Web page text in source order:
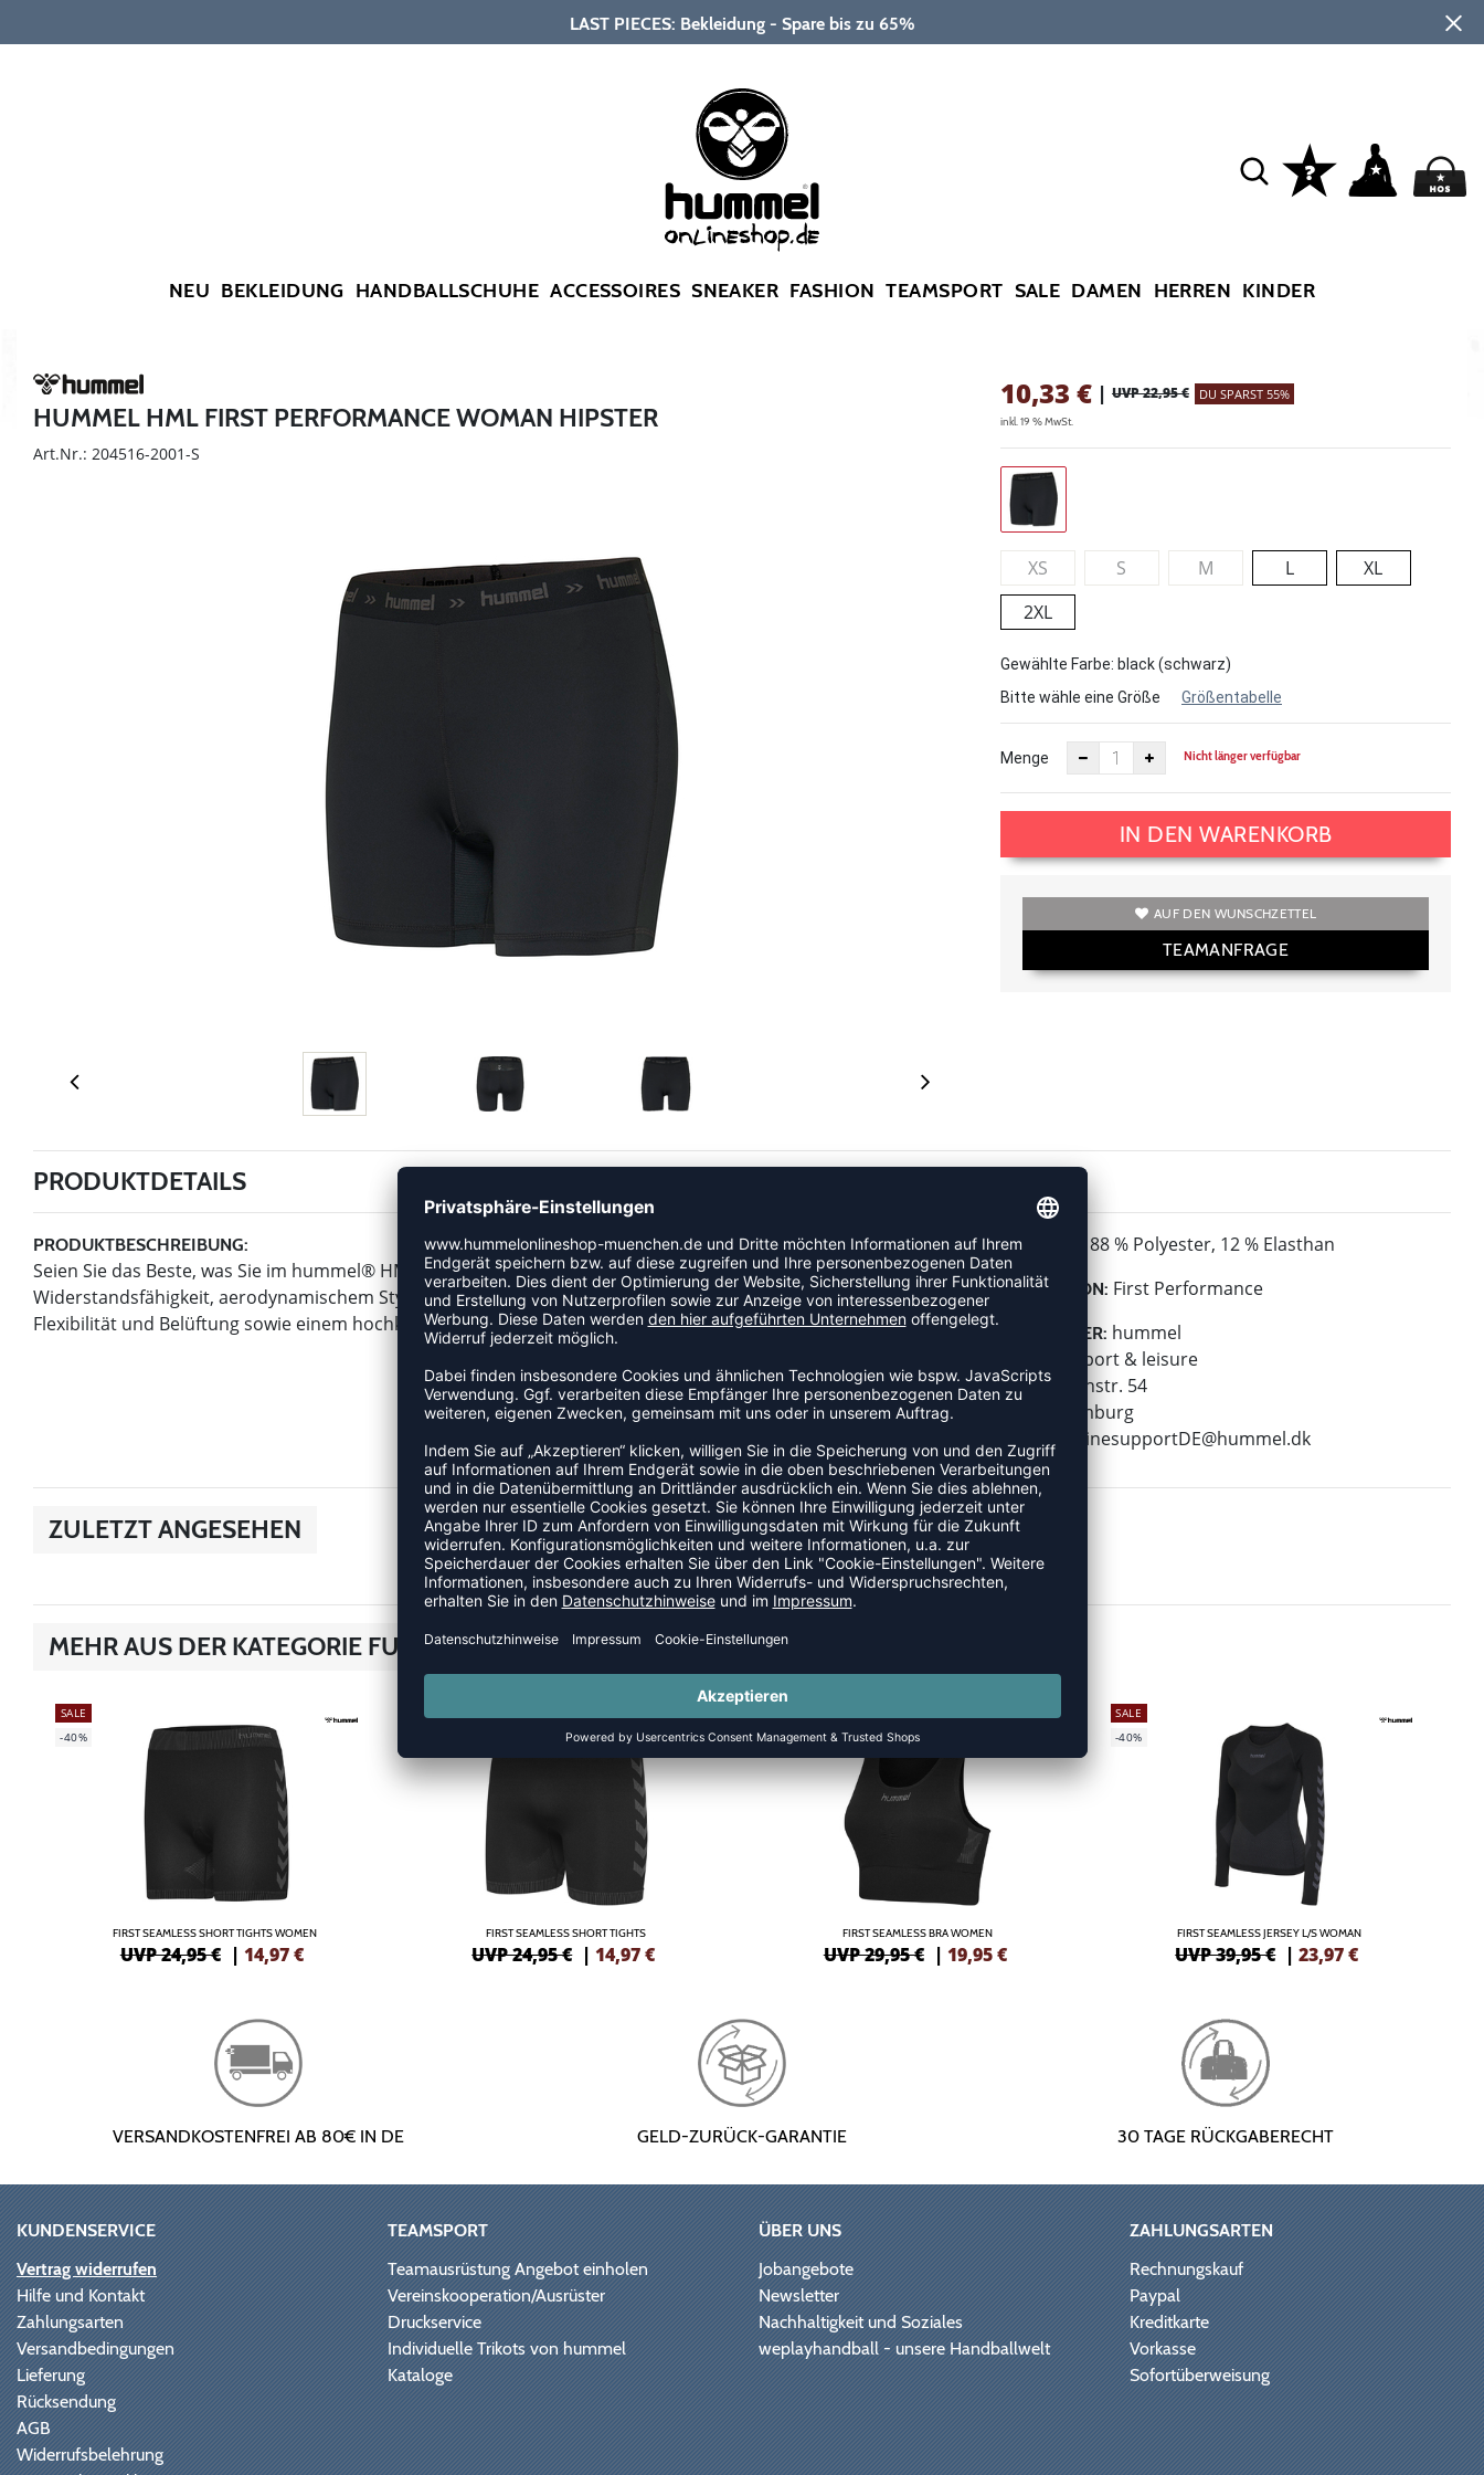
LAST PIECES: Bekleidung - Spare bis zu 65%
NEU BEKLEIDUNG HANDBALLSCHUHE ACCESSOIRES SNEAKER FASHION TEAMSPORT SALE DAMEN HERREN KINDER
HUMMEL HML FIRST PERFORMANCE WOMAN HIPSTER
Art.Nr.: 204516-2001-S
10,33 € | UVP 22,95 € DU SPARST 55%
inkl. 19 % MwSt.
XS S M L
XL
2XL
Gewählte Farbe: black (schwarz)
Bitte wähle eine Größe
Größentabelle
Menge Nicht länger verfügbar
IN DEN WARENKORB
AUF DEN WUNSCHZETTEL
TEAMANFRAGE
PRODUKTDETAILS
PRODUKTBESCHREIBUNG:
Seien Sie das Beste, was Sie im hummel® HML FIRST PERFORMANCE WOMAN HIPSTER erwarten können, mit null
Widerstandsfähigkeit, aerodynamischem Styling, Innenbein und unteren Rückeneinsätzen für maximale
Flexibilität und Belüftung sowie einem hochklappbaren, elastischen Taillenbund.
MATERIAL: 88 % Polyester, 12 % Elasthan
KOLLEKTION: First Performance
HERSTELLER: hummel
hummel sport & leisure
Leverkusenstr. 54
22761 Hamburg
E-Mail:
onlinesupportDE@hummel.dk
ZULETZT ANGESEHEN
MEHR AUS DER KATEGORIE FUNKTIONSKLEIDUNG
SALE
-40%
FIRST SEAMLESS SHORT TIGHTS WOMEN
UVP 24,95 € | 14,97€
SALE
FIRST SEAMLESS SHORT TIGHTS
UVP 24,95 € |14,97€
-33%
FIRST SEAMLESS BRA WOMEN
UVP 29,95 € | 19,95€
SALE
-40%
FIRST SEAMLESS JERSEY L/S WOMAN
UVP 39,95 € |23,97€
VERSANDKOSTENFREI AB 80€ IN DE GELD-ZURÜCK-GARANTIE 30 TAGE RÜCKGABERECHT
KUNDENSERVICE
Vertrag widerrufen
Hilfe und Kontakt
Zahlungsarten
Versandbedingungen
Lieferung
Rücksendung
AGB
Widerrufsbelehrung
TEAMSPORT
Teamausrüstung Angebot einholen
Vereinskooperation/Ausrüster
Druckservice
Individuelle Trikots von hummel
Kataloge
ÜBER UNS
Jobangebote
Newsletter
Nachhaltigkeit und Soziales
weplayhandball - unsere Handballwelt
ZAHLUNGSARTEN
Rechnungskauf
Paypal
Kreditkarte
Vorkasse
Sofortüberweisung